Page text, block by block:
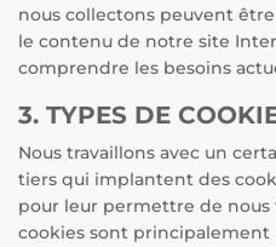
nous collectons peuvent
le contenu de notre site
comprendre les besoins
3. TYPES DE
Nous travaillons avec un
tiers qui implantent des
pour leur permettre de nous
cookies sont principalement